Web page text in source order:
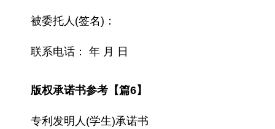
被委托人(签名)：
联系电话： 年 月 日
版权承诺书参考【篇6】
专利发明人(学生)承诺书